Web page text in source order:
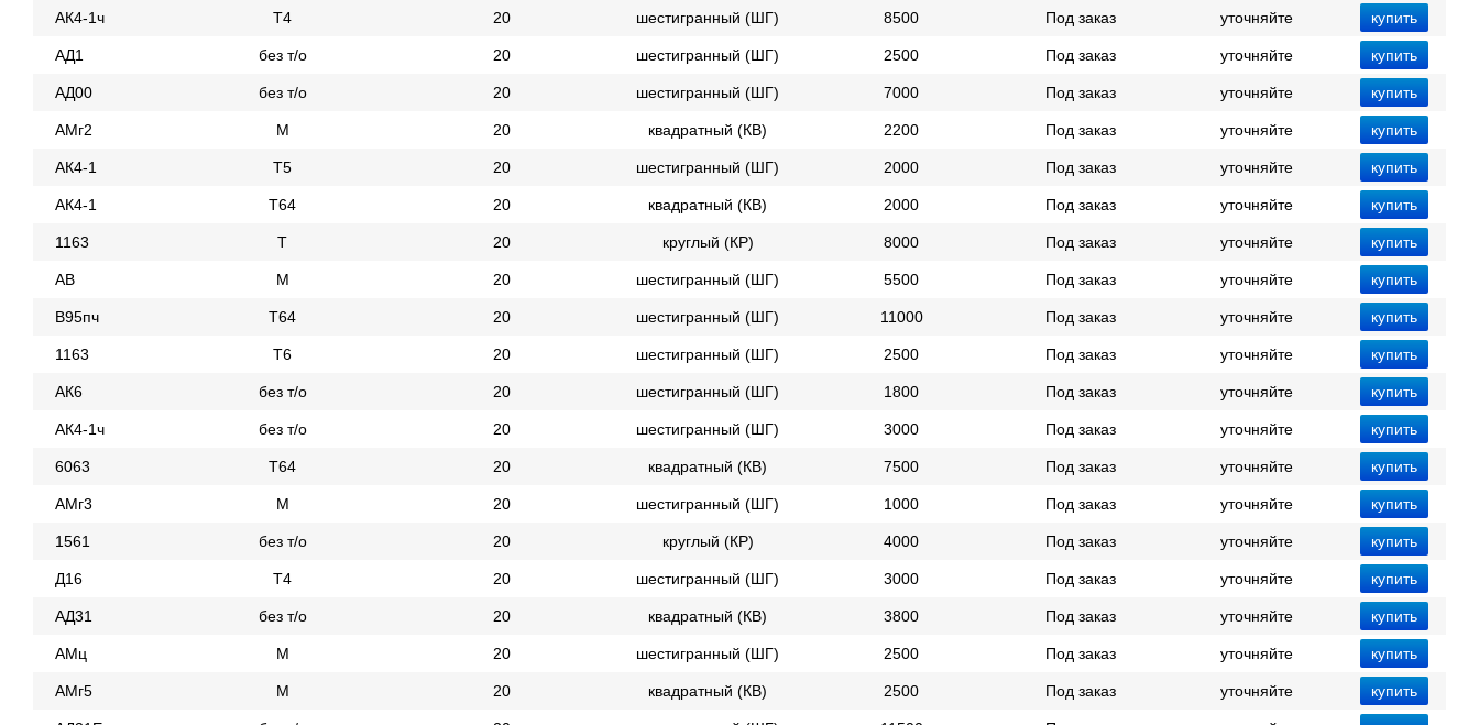
АК4-1ч Т4 20 шестигранный (ШГ) 8500 Под заказ уточняйте
АД1 без т/о 20 шестигранный (ШГ) 2500 Под заказ уточняйте
АД00 без т/о 20 шестигранный (ШГ) 7000 Под заказ уточняйте
АМг2 М 20 квадратный (КВ) 2200 Под заказ уточняйте
АК4-1 Т5 20 шестигранный (ШГ) 2000 Под заказ уточняйте
АК4-1 Т64 20 квадратный (КВ) 2000 Под заказ уточняйте
1163 Т 20 круглый (КР) 8000 Под заказ уточняйте
АВ М 20 шестигранный (ШГ) 5500 Под заказ уточняйте
В95пч Т64 20 шестигранный (ШГ) 11000 Под заказ уточняйте
1163 Т6 20 шестигранный (ШГ) 2500 Под заказ уточняйте
АК6 без т/о 20 шестигранный (ШГ) 1800 Под заказ уточняйте
АК4-1ч без т/о 20 шестигранный (ШГ) 3000 Под заказ уточняйте
6063 Т64 20 квадратный (КВ) 7500 Под заказ уточняйте
АМг3 М 20 шестигранный (ШГ) 1000 Под заказ уточняйте
1561 без т/о 20 круглый (КР) 4000 Под заказ уточняйте
Д16 Т4 20 шестигранный (ШГ) 3000 Под заказ уточняйте
АД31 без т/о 20 квадратный (КВ) 3800 Под заказ уточняйте
АМц М 20 шестигранный (ШГ) 2500 Под заказ уточняйте
АМг5 М 20 квадратный (КВ) 2500 Под заказ уточняйте